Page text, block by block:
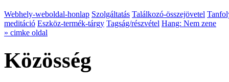
Webhely-weboldal-honlap Szolgáltatás Találkozó-összejövetel
meditáció Eszköz-termék-tárgy Tagság/részvétel Hang: Nem zene
» cimke oldal
Közösség